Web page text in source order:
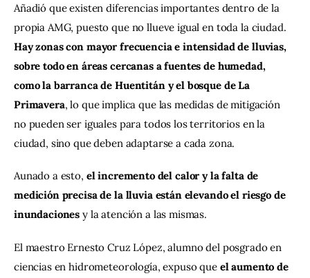
Añadió que existen diferencias importantes dentro de la
propia AMG, puesto que no llueve igual en toda la ciudad.
Hay zonas con mayor frecuencia e intensidad de lluvias,
sobre todo en áreas cercanas a fuentes de humedad,
como la barranca de Huentitán y el bosque de La
Primavera, lo que implica que las medidas de mitigación
no pueden ser iguales para todos los territorios en la
ciudad, sino que deben adaptarse a cada zona.
Aunado a esto, el incremento del calor y la falta de
medición precisa de la lluvia están elevando el riesgo de
inundaciones y la atención a las mismas.
El maestro Ernesto Cruz López, alumno del posgrado en
ciencias en hidrometeorología, expuso que el aumento de